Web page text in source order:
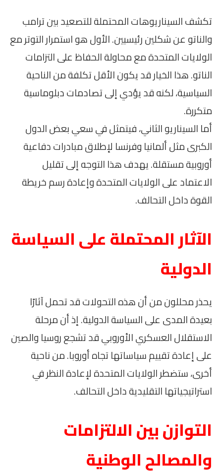
تكشف السيناريوهات المحتملة للتصعيد بين ترامب
والناتو عن شكلين رئيسيين. الأول هو استمرار التوتر مع
الولايات المتحدة مع محاولة الحفاظ على التزامات
الناتو. هذا الخيار قد يكون الأقل تكلفة من الناحية
السياسية، لكنه قد يؤدي إلى تصادمات دبلوماسية
متكررة.
أما السيناريو الثاني، فيتمثل في سعي بعض الدول
الكبرى مثل ألمانيا وفرنسا لإطلاق مبادرات دفاعية
أوروبية مستقلة. يهدف هذا التوجه إلى تقليل
الاعتماد على الولايات المتحدة وإعادة رسم خريطة
القوة داخل التحالف.
الآثار المحتملة على السياسة
الدولية
يحذر محللون من أن هذه التحولات قد تحمل آثارًا
بعيدة المدى على السياسة الدولية. إذ أن مرحلة
الاستقلال العسكري الأوروبي قد تشجع روسيا والصين
على إعادة تقييم سياساتها تجاه أوروبا. من ناحية
أخرى، ستضطر الولايات المتحدة لإعادة النظر في
استراتيجياتها التقليدية داخل التحالف.
التوازن بين الالتزامات
والمصالح الوطنية